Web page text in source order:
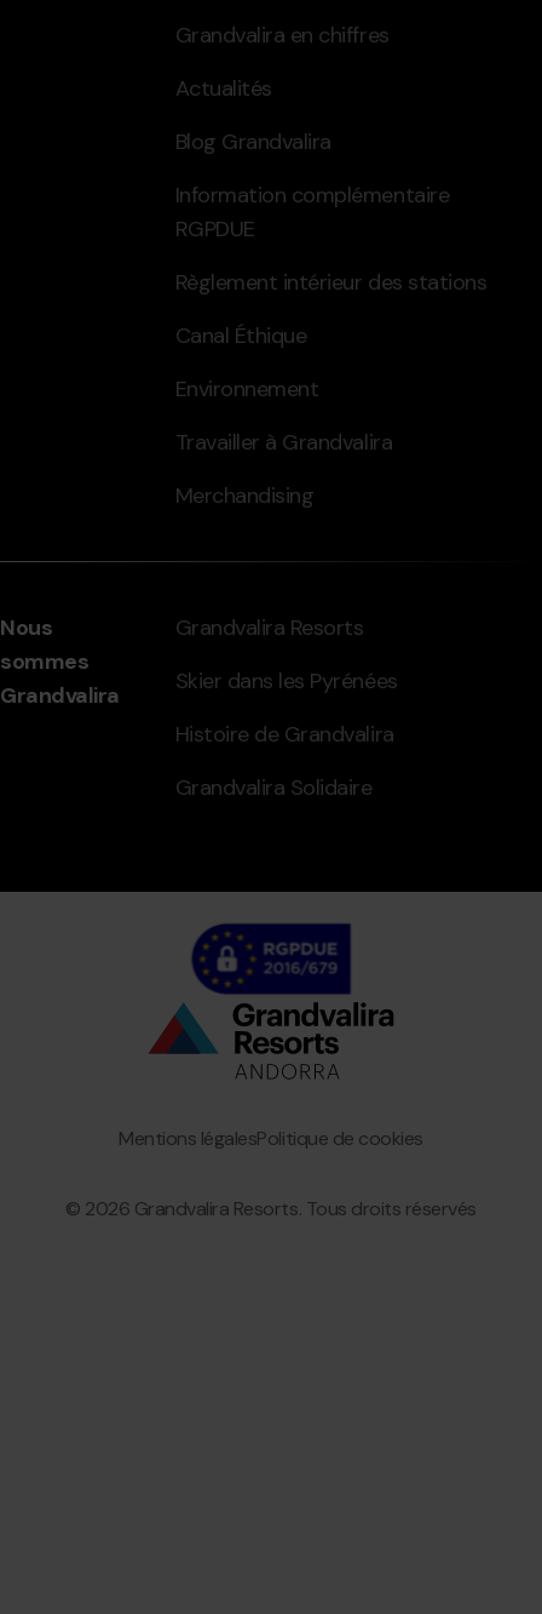
Grandvalira en chiffres
Actualités
Blog Grandvalira
Information complémentaire
RGPDUE
Règlement intérieur des stations
Canal Éthique
Environnement
Travailler à Grandvalira
Merchandising
Nous
sommes
Grandvalira
Grandvalira Resorts
Skier dans les Pyrénées
Histoire de Grandvalira
Grandvalira Solidaire
© 2026 Grandvalira Resorts. Tous droits réservés
Granvalira
Politique de cookies
Mentions légales